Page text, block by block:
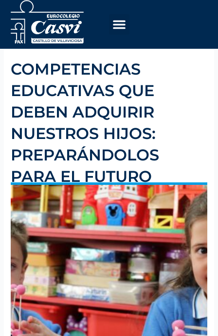
content
COMPETENCIAS
EDUCATIVAS QUE
DEBEN ADQUIRIR
NUESTROS HIJOS:
PREPARÁNDOLOS
PARA EL FUTURO